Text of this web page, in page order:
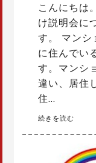
こんにちは
け説明会に
す。 マンシ
に住んでい
す。マンシ
違い、居住
住…
続きを読む